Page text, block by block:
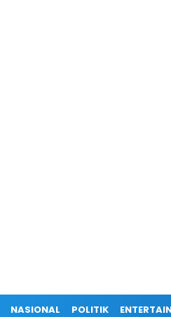
NASIONAL POLITIK